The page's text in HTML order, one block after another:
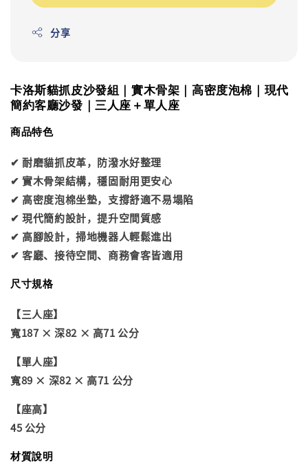
分享
卡洛斯貓抓皮沙發組｜實木骨架｜高密度泡棉｜現代
簡約客廳沙發｜三人座＋單人座
商品特色
✔ 耐磨貓抓皮革，防潑水好整理
✔ 實木骨架結構，穩固耐用更安心
✔ 高密度泡棉坐墊，支撐舒適不易塌陷
✔ 現代簡約設計，提升空間質感
✔ 高腳設計，掃地機器人輕鬆進出
✔ 客廳、接待空間、商務會客皆適用
尺寸規格
【三人座】
寬187 × 深82 × 高71 公分
【單人座】
寬89 × 深82 × 高71 公分
【座高】
45 公分
材質說明